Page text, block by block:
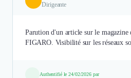
Dirigeante
Parution d'un article sur le
FIGARO. Visibilité sur les réseaux
Authentifié le 24/02/2026 par